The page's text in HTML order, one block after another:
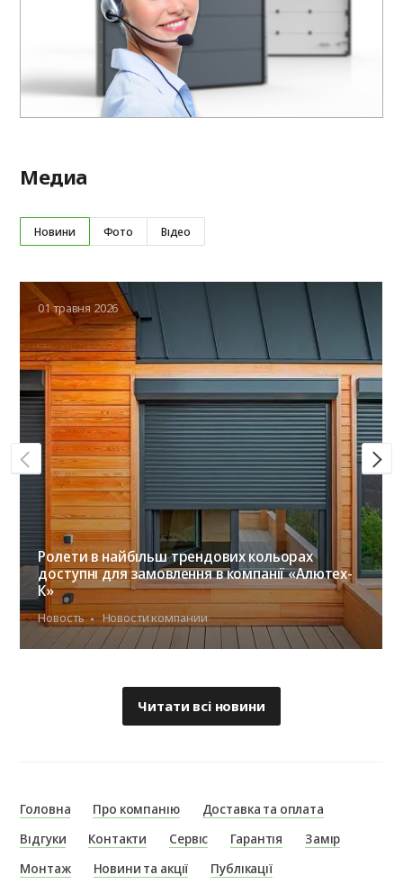
Медиа
Новини Фото Відео
01 травня 2026
Ролети в найбільш трендових кольорах
доступні для замовлення в компанії «Алютех-
К»
Новость Новости компании
Читати всі новини
Головна Про компанію
Доставка та оплата
Відгуки
Контакти Сервіс Гарантія
Замір
Монтаж
Новини та акції
Публікації